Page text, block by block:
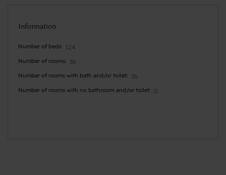
Information
Number of beds 124
Number of rooms 36
Number of rooms with bath and/or toilet 36
Number of rooms with no bathroom and/or toilet 0